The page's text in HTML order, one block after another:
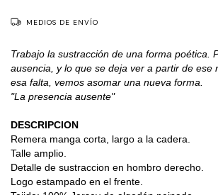
MEDIOS DE ENVÍO
Trabajo la sustracción de una forma poética.
ausencia, y lo que se deja ver a partir de ese
esa falta, vemos asomar una nueva forma.
"La presencia ausente"
DESCRIPCION
Remera manga corta, largo a la cadera.
Talle amplio.
Detalle de sustraccion en hombro derecho.
Logo estampado en el frente.